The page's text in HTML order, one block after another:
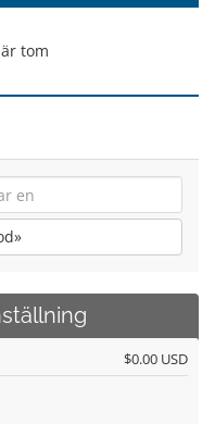
tom
$0.00 USD